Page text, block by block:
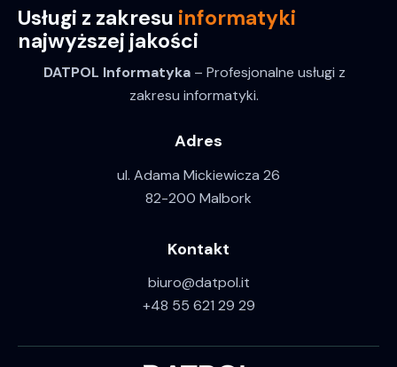
Usługi z zakresu informatyki
najwyższej jakości
DATPOL Informatyka– Profesjonalne usługi z
zakresu informatyki.
Adres
ul. Adama Mickiewicza 26
82-200 Malbork
Kontakt
biuro@datpol.it
+48 55 621 29 29